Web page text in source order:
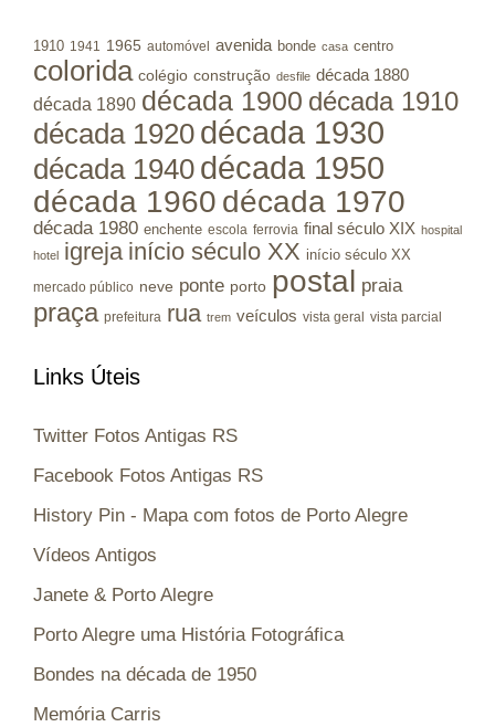
1910 1941 1965 automóvel avenida bonde casa centro
colorida colégio construção desfile década 1880
década 1890 década 1900 década 1910
década 1920 década 1930
década 1940 década 1950
década 1960 década 1970
década 1980 enchente escola ferrovia final século XIX hospital
hotel
igreja início século XX início século XX
mercado público neve ponte porto postal praia
praça prefeitura rua trem veículos vista geral vista parcial
Links Úteis
Twitter Fotos Antigas RS
Facebook Fotos Antigas RS
History Pin - Mapa com fotos de Porto Alegre
Vídeos Antigos
Janete & Porto Alegre
Porto Alegre uma História Fotográfica
Bondes na década de 1950
Memória Carris